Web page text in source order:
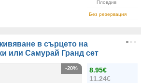
Пловдив
Без резервация
в сърцето на
или Самурай Гранд сет
8.95€
11.24€
-20%